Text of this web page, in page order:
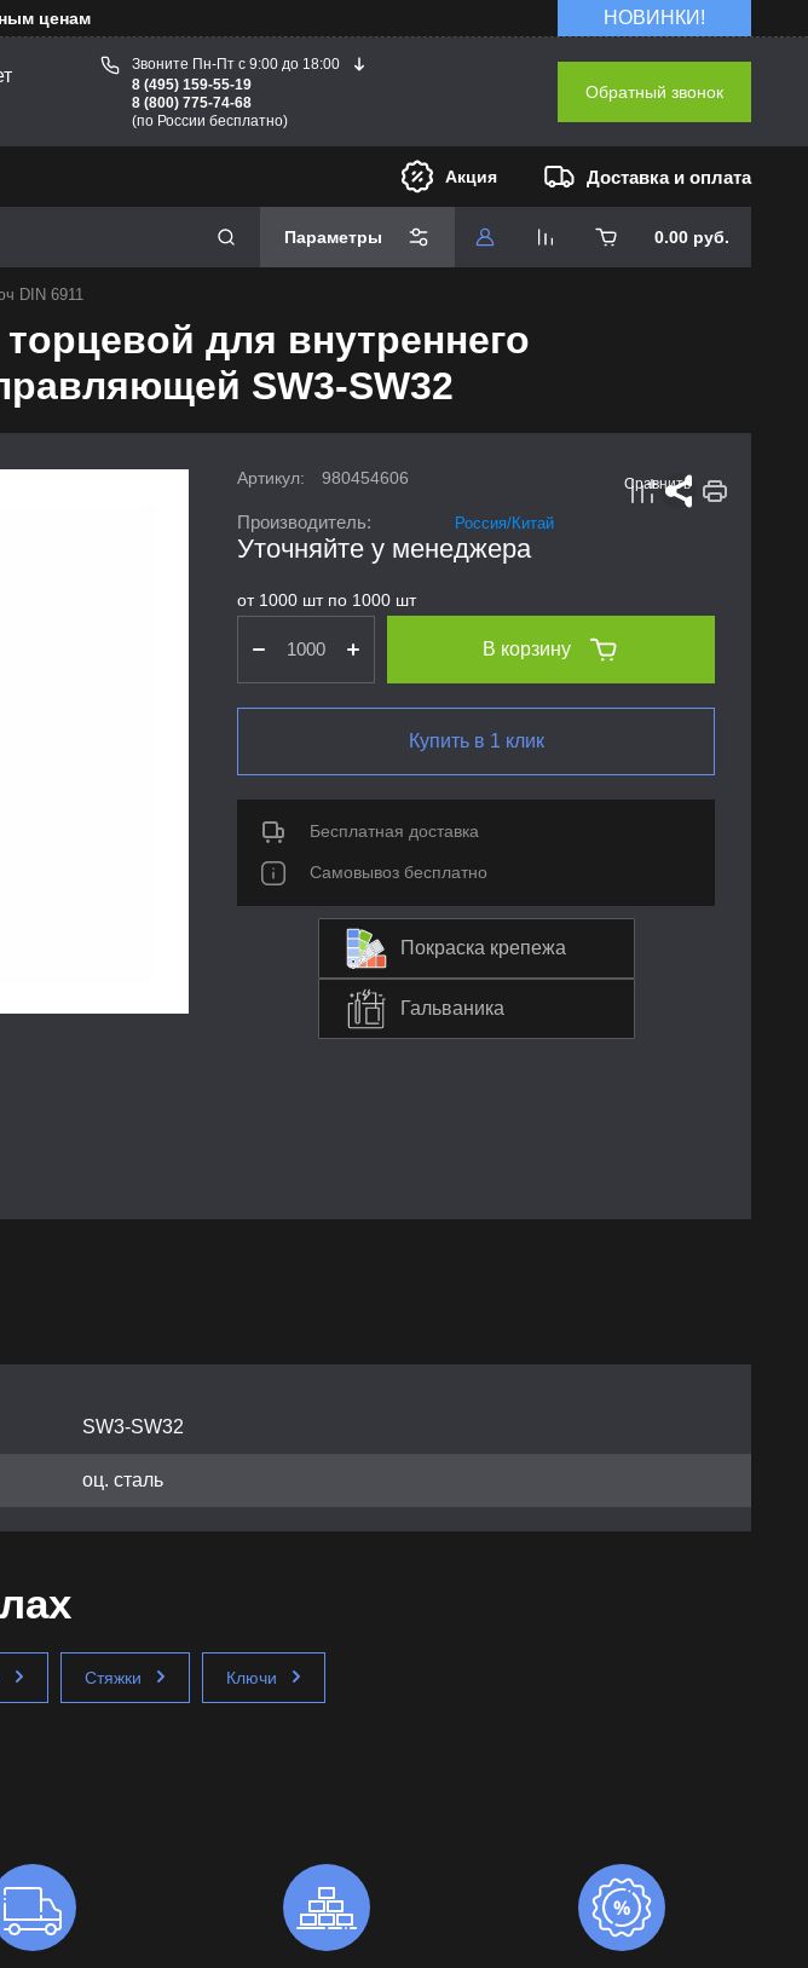
ценам НОВИНКИ!
Звоните Пн-Пт с 9:00 до 18:00
8 (495) 159-55-19
8 (800) 775-74-68
(по России бесплатно)
Обратный звонок
Акция Доставка и оплата
Параметры 0.00 руб.
DIN 6911
для внутреннего
SW3-SW32
Сравнить
Артикул: 980454606
Производитель: Россия/Китай
Уточняйте у менеджера
от 1000 шт по 1000 шт
В корзину
Купить в 1 клик
Бесплатная доставка
Самовывоз бесплатно
Покраска крепежа
Гальваника
SW3-SW32
оц. сталь
Стяжки Ключи